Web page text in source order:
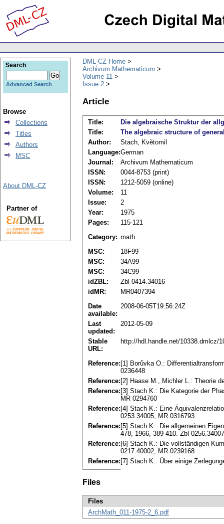
DML-CZ Home
Archivum Mathematicum
Volume 11
Issue 2
Article
Title:
Die algebraische Struktur der
Title:
The algebraic structure of
Author:
Stach, Květomil
Language:German
Journal:
Archivum Mathematicum
ISSN:
0044-8753 (print)
ISSN:
1212-5059 (online)
Volume:
11
Issue:
2
Year:
1975
Pages:
115-121
Category: math
MSC:
18F99
MSC:
34A99
MSC:
34C99
idZBL:
Zbl 0414.34016
idMR:
MR0407394
Date
available:
2008-06-05T19:56:24Z
Last
updated:
2012-05-09
Stable
URL:
http://hdl.handle.net/10338.dmlcz/
Reference: [1] Borůvka O.:
0236448
Reference: [2] Haase M., Michler L.: Theorie
Reference: [3] Stach K.: Die Kategorie der
MR 0294760
Reference: [4] Stach K.: Eine
0253.34005, MR 0316793
Reference: [5] Stach K.: Die allgemeinen
478, 1966, 389-410. Zbl
Reference: [6] Stach K.: Die vollständigen
0217.40002, MR 0239168
Reference: [7] Stach K.: Über einige
Files
Files
ArchMath_011-1975-2_6.pdf
Search
Advanced Search
Browse
Collections
Titles
Authors
MSC
About DML-CZ
Partner of